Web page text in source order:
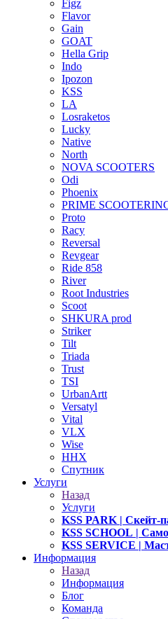
Figz
Flavor
Gain
GOAT
Hella Grip
Indo
Ipozon
KSS
LA
Losraketos
Lucky
Native
North
NOVA SCOOTERS
Odi
Phoenix
PRIME
Proto
Racy
Reversal
Revgear
Ride 858
River
Root Industries
Scoot
SHKURA рrоd
Striker
Tilt
Triada
Trust
TSI
UrbanArtt
Versatyl
Vital
VLX
Wise
ННХ
Спутник
Услуги
Назад
Услуги
KSS PARK | Скейт-
KSS SCHOOL |
KSS SERVICE |
Информация
Назад
Информация
Блог
Команда